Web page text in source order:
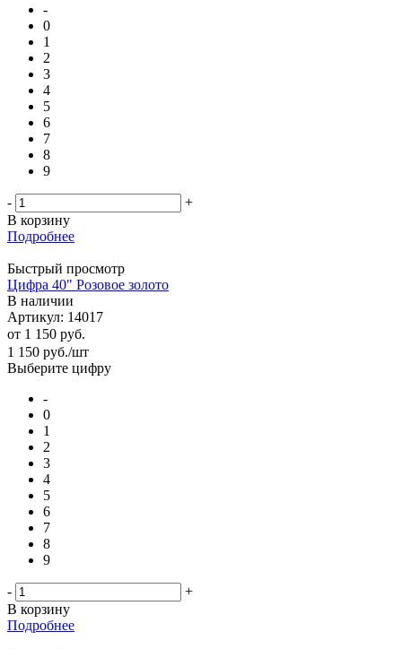
-
0
1
2
3
4
5
6
7
8
9
-
+
В корзину
Подробнее
Быстрый просмотр
Цифра 40" Розовое золото
В наличии
Артикул: 14017
от 1 150 руб.
1 150 руб./шт
Выберите цифру
-
0
1
2
3
4
5
6
7
8
9
-
+
В корзину
Подробнее